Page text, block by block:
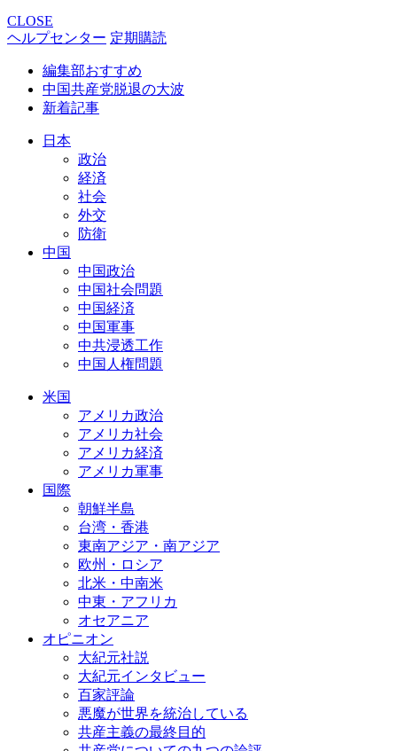
CLOSE
ヘルプセンター 定期購読
編集部おすすめ
中国共産党脱退の大波
新着記事
日本
政治
経済
社会
外交
防衛
中国
中国政治
中国社会問題
中国経済
中国軍事
中共浸透工作
中国人権問題
米国
アメリカ政治
アメリカ社会
アメリカ経済
アメリカ軍事
国際
朝鮮半島
台湾・香港
東南アジア・南アジア
欧州・ロシア
北米・中南米
中東・アフリカ
オセアニア
オピニオン
大紀元社説
大紀元インタビュー
百家評論
悪魔が世界を統治している
共産主義の最終目的